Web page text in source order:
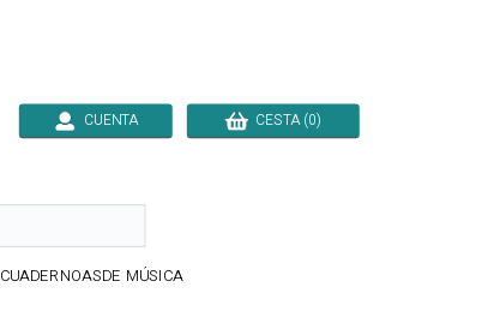
CUENTA CESTA (0)
CUADERNOASDE MÚSICA